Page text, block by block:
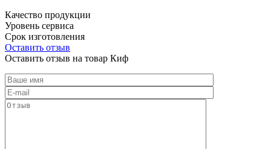
Качество продукции
Уровень сервиса
Срок изготовления
Оставить отзыв
Оставить отзыв на товар Киф